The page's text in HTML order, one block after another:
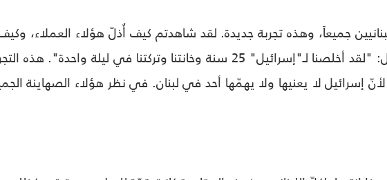
جميعاً، وهذه تجربة جديدة. لقد شاهدتم كيف أُذلّ هؤلاء العملاء،
العميل أنطوان لحد يقول: "لقد أخلصنا لـ"إسرائيل" 25 سنة وخانتنا وتركتنا
إسرائيل لا يعنيها ولا يهمّها أحد في لبنان. في نظر هؤلاء الصهاينة